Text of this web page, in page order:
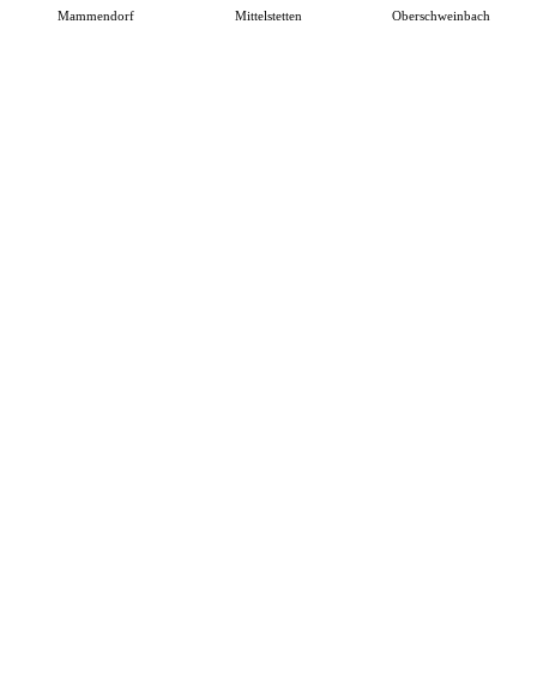
Mammendorf Mittelstetten Oberschweinbach